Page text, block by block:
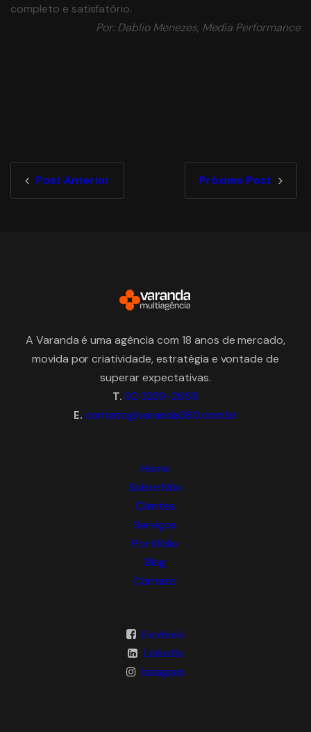
completo e satisfatório.
Por: Dablio Menezes, Media Performance
Post Anterior Próximo Post
A Varanda é uma agência com 18 anos de mercado,
movida por criatividade, estratégia e vontade de
superar expectativas.
T. 92 3239-2655
E. contato@varanda360.com.br
Home
Sobre Nós
Clientes
Serviços
Portifólio
Blog
Contato
Facebook
LinkedIn
Instagram